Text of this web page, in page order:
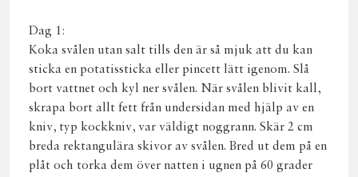
Dag 1:
Koka svålen utan salt tills den är så mjuk att du kan
sticka en potatissticka eller pincett lätt igenom. Slå
bort vattnet och kyl ner svålen. När svålen blivit kall,
skrapa bort allt fett från undersidan med hjälp av en
kniv, typ kockkniv, var väldigt noggrann. Skär 2 cm
breda rektangulära skivor av svålen. Bred ut dem på en
plåt och torka dem över natten i ugnen på 60 grader